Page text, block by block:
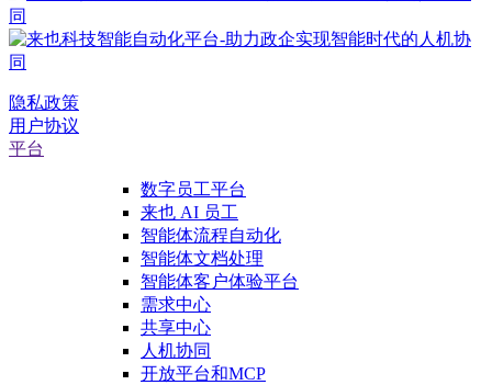
隐私政策
用户协议
平台
数字员工平台
来也 AI 员工
智能体流程自动化
智能体文档处理
智能体客户体验平台
需求中心
共享中心
人机协同
开放平台和MCP